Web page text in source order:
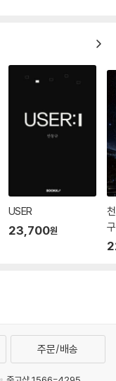
USER
23,700원
주문/배송